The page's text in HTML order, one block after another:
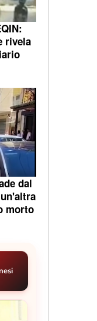
rivela
dal
morto